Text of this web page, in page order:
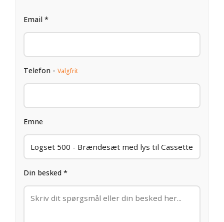
Email *
Telefon - Valgfrit
Emne
Din besked *